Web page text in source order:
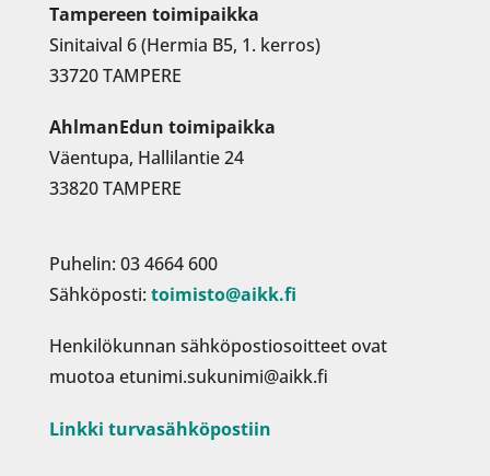
Tampereen toimipaikka
Sinitaival 6 (Hermia B5, 1. kerros)
33720 TAMPERE
AhlmanEdun toimipaikka
Väentupa, Hallilantie 24
33820 TAMPERE
Puhelin: 03 4664 600
Sähköposti: toimisto@aikk.fi
Henkilökunnan sähköpostiosoitteet ovat
muotoa etunimi.sukunimi@aikk.fi
Linkki turvasähköpostiin